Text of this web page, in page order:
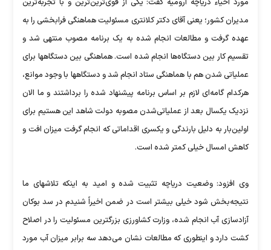
مورد احیاء دریاچه ارومیه گفت: یکی از قوی‌ترین‌ترین و با تجربه‌ترین
مدیران کشور؛ یعنی آقای دکتر کلانتری مسئولیت هماهنگی فرابخشی را به
عهده گرفت و مطالعات انجام شده به یک برنامه مصوب منتهی شد و
تقسیم کار بین دستگاه‌ها انجام شده است. هماهنگی بین دستگاهها برای
عملیاتی شدن هم با هماهنگی ستاد انجام شد و دستگاهها با وجود موانع،
هر‌کدام گامه‌ای لازم بر اساس برنامه پیشنهاد شده را برداشتند و ما الان
نزدیک یکسال بعد از عملیاتی‌شدن مصوبه دولت شاهد این هستیم برای
اولین‌بار به دلیل بارندگی و یکسری اقداماتی که انجام گرفت میزان افت و
کاهش امسال خیلی کمتر شده است.
وی افزود: وضعیت دریاچه تثبیت شده ‌و امید به اینکه تلاشهای ما
نتیجه‌بخش شود خیلی بیشتر است در ضمن اخیراً شنیدم در سد بوکان
آزاد‌سازی آب انجام شده، وزارت کشاورزی بزرگترین مسئولیت را در اصلاح
کشت دارد و اینطوری که مطالعات نشان می‌دهد سه برابر میزان آب مورد